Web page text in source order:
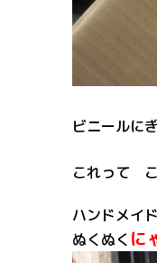
ビニールに
これって
ハンドメイ
ぬくぬく に